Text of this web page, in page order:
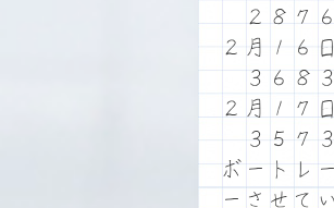
２８７
２月１６日
３６８
２月１７日
３５７
ボートレ
ーさせて